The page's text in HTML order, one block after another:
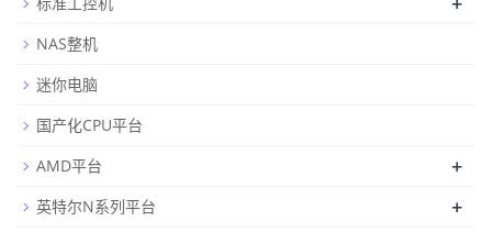
NAS整机
迷你电脑
国产化CPU平台
AMD平台
+
英特尔N系列平台 +